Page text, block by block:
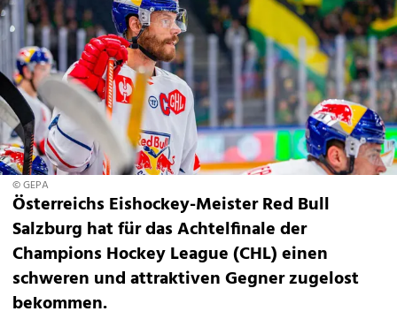
© GEPA
Österreichs Eishockey-Meister Red Bull
Salzburg hat für das Achtelfinale der
Champions Hockey League (CHL) einen
schweren und attraktiven Gegner zugelost
bekommen.